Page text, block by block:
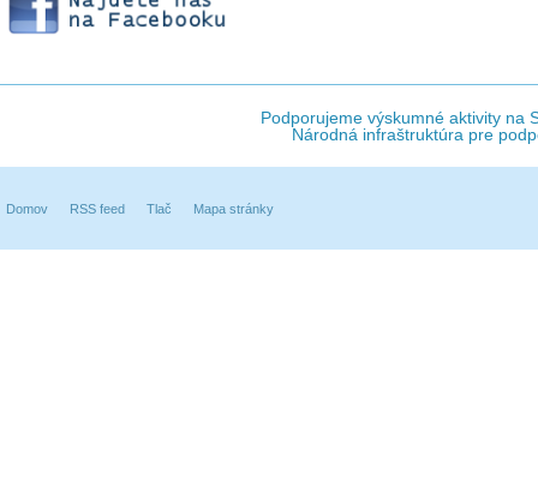
Podporujeme výskumné aktivity na
Národná infraštruktúra pre
Domov RSS feed Tlač Mapa stránky